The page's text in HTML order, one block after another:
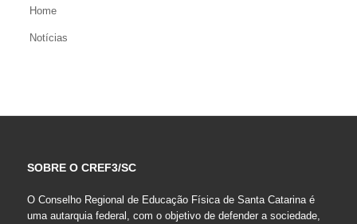
Home
Notícias
SOBRE O CREF3/SC
O Conselho Regional de Educação Física de Santa Catarina é
uma autarquia federal, com o objetivo de defender a sociedade,